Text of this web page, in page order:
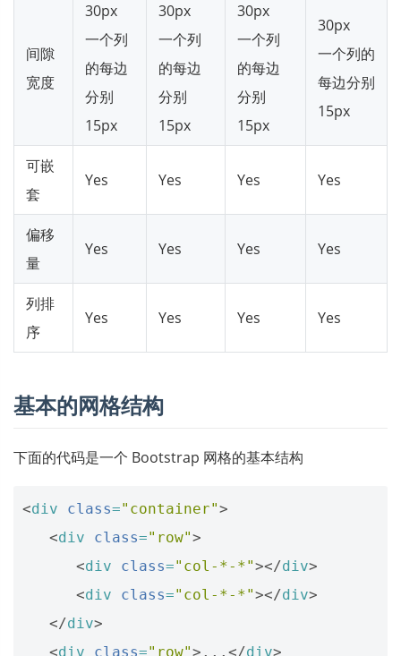
间隙
宽度
30px
一个列
的每边
分别
15px
30px
一个列
的每边
分别
15px
30px
一个列
的每边
分别
15px
30px
一个列的
每边分别
15px
可嵌
套
Yes Yes Yes Yes
偏移
量
Yes Yes Yes Yes
列排
序
Yes Yes Yes Yes
基本的网格结构
下面的代码是一个 Bootstrap 网格的基本结构
<div class="container">
<div class="row">
<div class="col-*-*"></div>
<div class="col-*-*"></div>
</div>
<div class="row"> ... </div>